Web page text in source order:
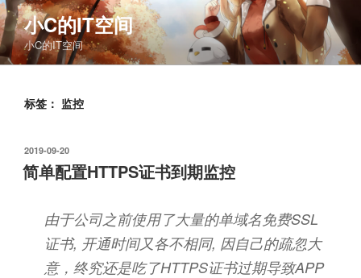
跳
至
内
容
小C的IT空间
小C的IT空间
标签： 监控
发
布
于
2019-09-20
简单配置HTTPS证书到期监控
由于公司之前使用了大量的单域名免费SSL
证书, 开通时间又各不相同, 因自己的疏忽大
意，终究还是吃了HTTPS证书过期导致APP